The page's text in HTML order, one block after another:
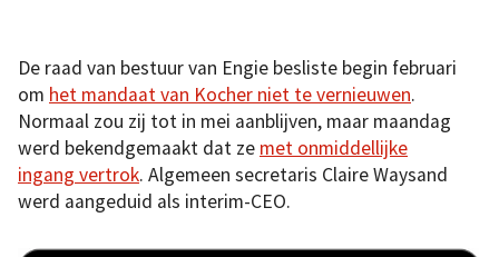
De raad van bestuur van Engie besliste begin februari
om het mandaat van Kocher niet te vernieuwen.
Normaal zou zij tot in mei aanblijven, maar maandag
werd bekendgemaakt dat ze met onmiddellijke
ingang vertrok. Algemeen secretaris Claire Waysand
werd aangeduid als interim-CEO.